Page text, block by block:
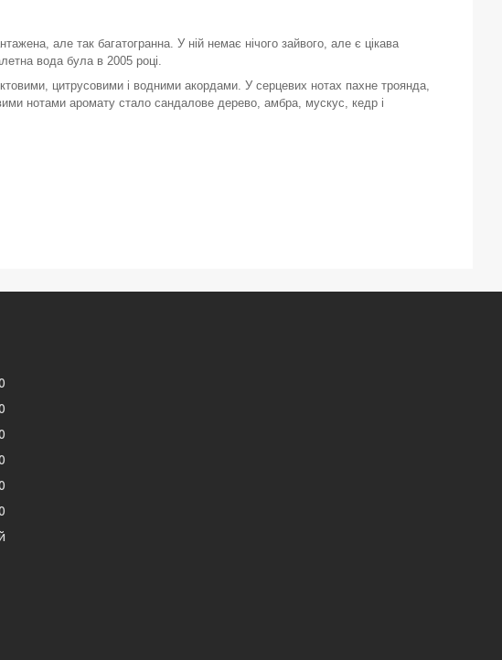
але так багатогранна. У ній немає нічого зайвого, але є цікава
вода була в 2005 році.
цитрусовими і водними акордами. У серцевих нотах пахне троянда,
нотами аромату стало сандалове дерево, амбра, мускус, кедр і